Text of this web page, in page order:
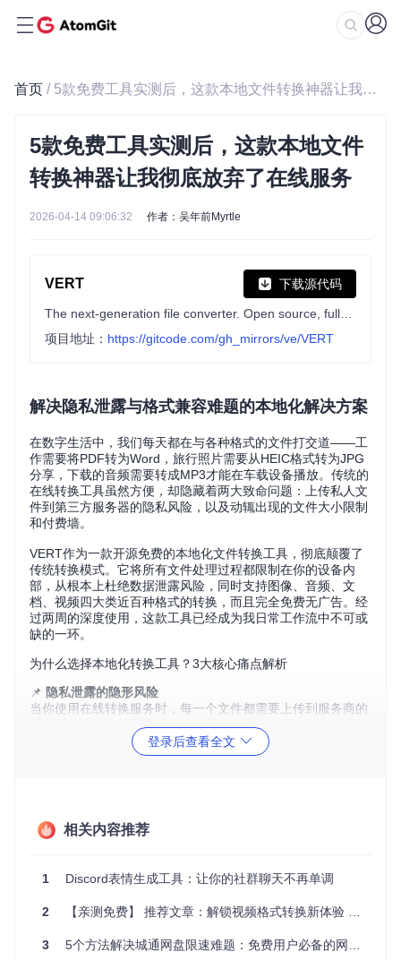
首页 / 5款免费工具实测后，这款本地文件转换神器让我彻底放弃了在线服务
5款免费工具实测后，这款本地文件
转换神器让我彻底放弃了在线服务
2026-04-14 09:06:32 作者：吴年前Myrtle
VERT 下载源代码
项目地址： https://gitcode.com/gh_mirrors/ve/VERT
解决隐私泄露与格式兼容难题的本地化解决方案
在数字生活中，我们每天都在与各种格式的文件打交道——工
作需要将PDF转为Word，旅行照片需要从HEIC格式转为JPG
分享，下载的音频需要转成MP3才能在车载设备播放。传统的
在线转换工具虽然方便，却隐藏着两大致命问题：上传私人文
件到第三方服务器的隐私风险，以及动辄出现的文件大小限制
和付费墙。
VERT作为一款开源免费的本地化文件转换工具，彻底颠覆了
传统转换模式。它将所有文件处理过程都限制在你的设备内
部，从根本上杜绝数据泄露风险，同时支持图像、音频、文
档、视频四大类近百种格式的转换，而且完全免费无广告。经
过两周的深度使用，这款工具已经成为我日常工作流中不可或
缺的一环。
为什么选择本地化转换工具？3大核心痛点解析
📌 隐私泄露的隐形风险
当你使用在线转换服务时，每一个文件都需要上传到服务商的
服务器。这些文件可能包含个人照片、商业合同、财务报表等
敏感信息。2023年某知名转换网站就曾发生过300万用户文件
泄露事件，包括护照扫描件和医疗记录。VERT的本地化处理
苹果用户一定遇到过HEIC格式照片在Windows电脑上无法打
开的尴尬；音频爱好者常常需要在FLAC、AAC、MP3等格式
持的格式覆盖了日常使用的95%以上场景。
📌付费陷阱与功能限制
限制：单文件大小不能超过200MB、每月只能转换10个文
登录后查看全文
相关内容推荐
1 Discord表情生成工具：让你的社群聊天不再单调
2 【亲测免费】 推荐文章：解锁视频格式转换新体验 —— EV4转MP4一键神器
3 5个方法解决城通网盘限速难题：免费用户必备的网盘提速工具